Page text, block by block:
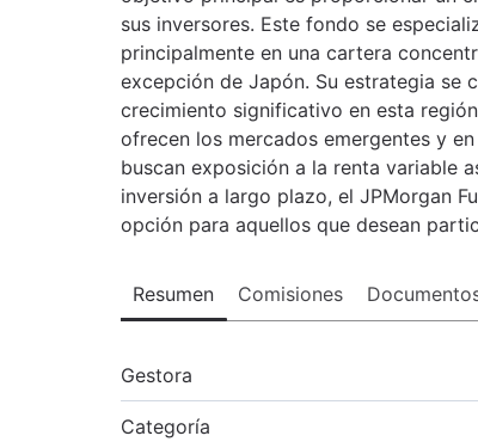
sus inversores. Este fondo se
principalmente en una cartera
excepción de Japón. Su estrategia se
crecimiento significativo en esta
ofrecen los mercados emergentes y
buscan exposición a la renta variable
inversión a largo plazo, el JPMorgan
opción para aquellos que desean
Resumen Comisiones
Gestora
Categoría